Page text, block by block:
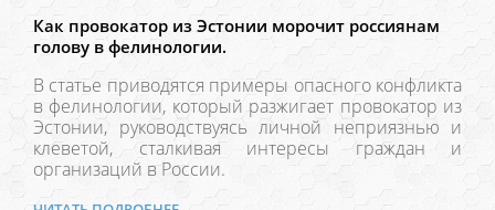
Как провокатор из Эстонии морочит россиянам
голову в фелинологии.
В статье приводятся примеры опасного конфликта
в фелинологии, который разжигает провокатор из
Эстонии, руководствуясь личной неприязнью и
клеветой, сталкивая интересы граждан и
организаций в России.